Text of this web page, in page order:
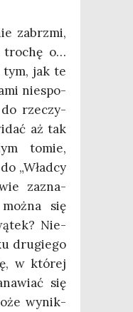
zabrzmi,
tro­chę o…
tym, jak te
nie­spo­
do rze­czy­
aż tak
tomie,
„Wład­cy
zazna­
się
Nie­
dru­gie­go
w któ­rej
się
wynik­